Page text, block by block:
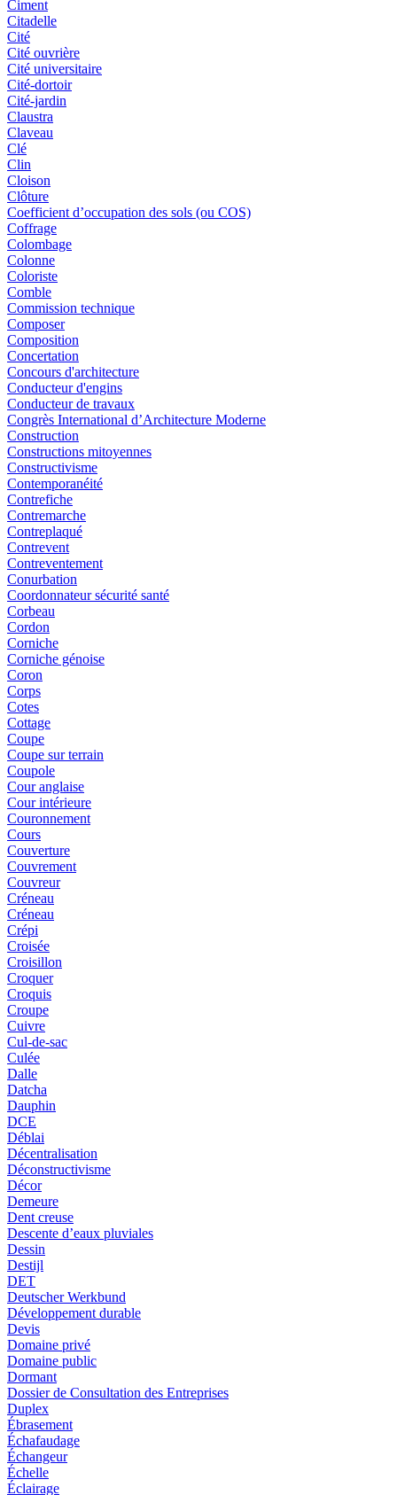
Ciment
Citadelle
Cité
Cité ouvrière
Cité universitaire
Cité-dortoir
Cité-jardin
Claustra
Claveau
Clé
Clin
Cloison
Clôture
Coefficient d’occupation des sols (ou COS)
Coffrage
Colombage
Colonne
Coloriste
Comble
Commission technique
Composer
Composition
Concertation
Concours d'architecture
Conducteur d'engins
Conducteur de travaux
Congrès International d’Architecture Moderne
Construction
Constructions mitoyennes
Constructivisme
Contemporanéité
Contrefiche
Contremarche
Contreplaqué
Contrevent
Contreventement
Conurbation
Coordonnateur sécurité santé
Corbeau
Cordon
Corniche
Corniche génoise
Coron
Corps
Cotes
Cottage
Coupe
Coupe sur terrain
Coupole
Cour anglaise
Cour intérieure
Couronnement
Cours
Couverture
Couvrement
Couvreur
Créneau
Créneau
Crépi
Croisée
Croisillon
Croquer
Croquis
Croupe
Cuivre
Cul-de-sac
Culée
Dalle
Datcha
Dauphin
DCE
Déblai
Décentralisation
Déconstructivisme
Décor
Demeure
Dent creuse
Descente d’eaux pluviales
Dessin
Destijl
DET
Deutscher Werkbund
Développement durable
Devis
Domaine privé
Domaine public
Dormant
Dossier de Consultation des Entreprises
Duplex
Ébrasement
Échafaudage
Échangeur
Échelle
Éclairage